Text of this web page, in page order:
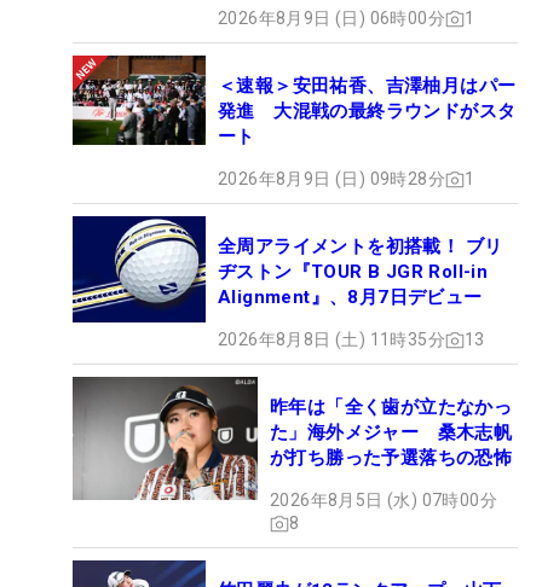
2026年8月9日 (日) 06時00分 1
＜速報＞安田祐香、吉澤柚月はパー
発進 大混戦の最終ラウンドがスタ
ート
2026年8月9日 (日) 09時28分 1
全周アライメントを初搭載！ ブリ
ヂストン『TOUR B JGR Roll-in
Alignment』、8月7日デビュー
2026年8月8日 (土) 11時35分 13
昨年は「全く歯が立たなかっ
た」海外メジャー 桑木志帆
が打ち勝った予選落ちの恐怖
2026年8月5日 (水) 07時00分
8